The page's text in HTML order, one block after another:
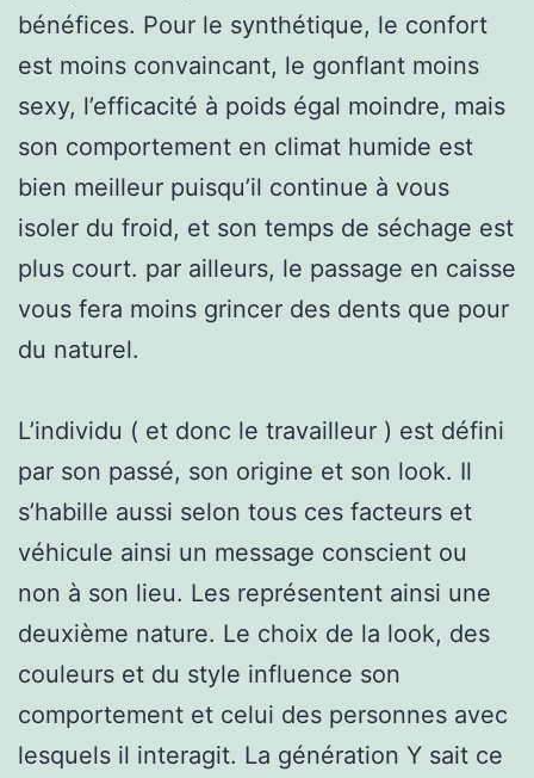
bénéfices. Pour le synthétique, le confort
est moins convaincant, le gonflant moins
sexy, l’efficacité à poids égal moindre, mais
son comportement en climat humide est
bien meilleur puisqu’il continue à vous
isoler du froid, et son temps de séchage est
plus court. par ailleurs, le passage en caisse
vous fera moins grincer des dents que pour
du naturel.
L’individu ( et donc le travailleur ) est défini
par son passé, son origine et son look. Il
s’habille aussi selon tous ces facteurs et
véhicule ainsi un message conscient ou
non à son lieu. Les représentent ainsi une
deuxième nature. Le choix de la look, des
couleurs et du style influence son
comportement et celui des personnes avec
lesquels il interagit. La génération Y sait ce